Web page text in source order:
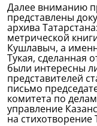
Далее вниманию
представлены
архива
метрической
Кушлавыч, а
Тукая, сделанная
были интересны
представителей
письмо
комитета по
управление
на стихотворение